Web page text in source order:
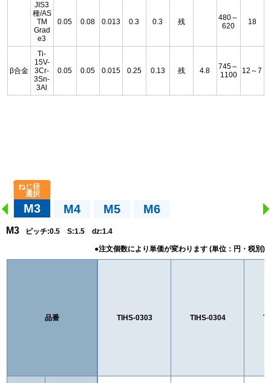
JIS3
種/AS
TM
Grad
e3
0.05 0.08 0.013 0.3 0.3 残
480～
620
18
β合金
Ti-
15V-
3Cr-
3Sn-
3Al
0.05 0.05 0.015 0.25 0.13 残 4.8
745～
1100
12～7
M3 M4 M5 M6
M3 ピッチ:0.5 S:1.5 dz:1.4
品番 TIHS-0303 TIHS-0304